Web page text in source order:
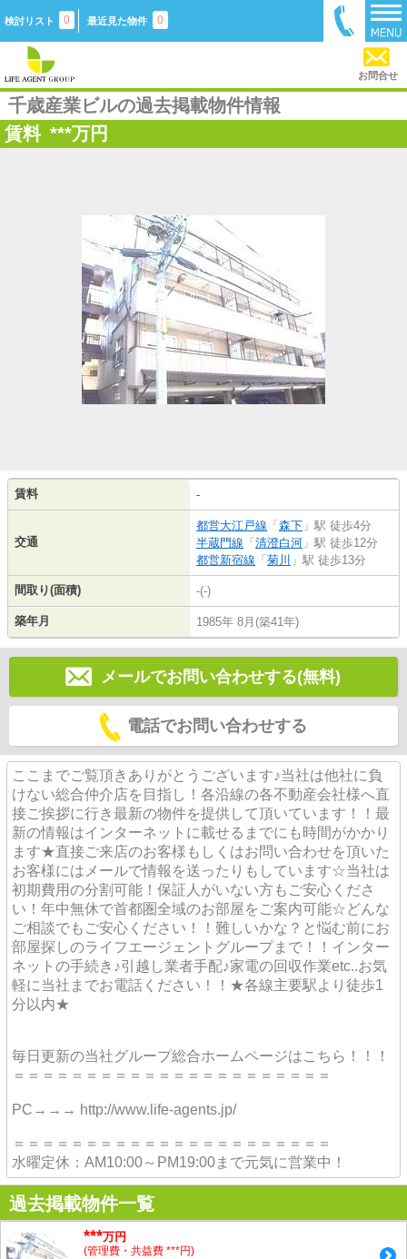
検討リスト 0 最近見た物件 0
お問合せ
千歳産業ビルの過去掲載物件情報
賃料 ***万円
賃料 -
交通
都営大江戸線 「 森下 」駅 徒歩4分
半蔵門線 「 清澄白河 」駅 徒歩12分
都営新宿線 「 菊川 」駅 徒歩13分
間取り(面積) -(-)
築年月 1985年 8月(築41年)
メールでお問い合わせする(無料)
電話でお問い合わせする
ここまでご覧頂きありがとうございます♪当社は他社に負
けない総合仲介店を目指し！各沿線の各不動産会社様へ直
接ご挨拶に行き最新の物件を提供して頂いています！！最
新の情報はインターネットに載せるまでにも時間がかかり
ます★直接ご来店のお客様もしくはお問い合わせを頂いた
お客様にはメールで情報を送ったりもしています☆当社は
初期費用の分割可能！保証人がいない方もご安心くださ
い！年中無休で首都圏全域のお部屋をご案内可能☆どんな
ご相談でもご安心ください！！難しいかな？と悩む前にお
部屋探しのライフエージェントグループまで！！インター
ネットの手続き♪引越し業者手配♪家電の回収作業etc..お気
軽に当社までお電話ください！！★各線主要駅より徒歩1
分以内★
毎日更新の当社グループ総合ホームページはこちら！！！
＝＝＝＝＝＝＝＝＝＝＝＝＝＝＝＝＝＝＝＝＝＝
PC→→→ http://www.life-agents.jp/
＝＝＝＝＝＝＝＝＝＝＝＝＝＝＝＝＝＝＝＝＝＝
水曜定休：AM10:00～PM19:00まで元気に営業中！
過去掲載物件一覧
***万円
(管理費・共益費 ***円)